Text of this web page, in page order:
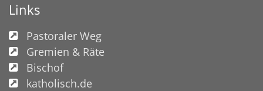
Links
Pastoraler Weg
Gremien & Räte
Bischof
katholisch.de